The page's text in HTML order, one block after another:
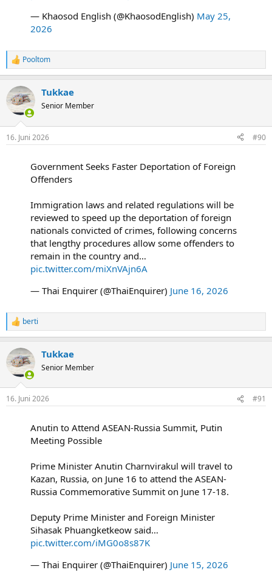
— Khaosod English (@KhaosodEnglish) May 25,
2026
R
e
k
t
i
e
Pooltom
Tukkae
Senior Member
16. Juni 2026 #90
Government Seeks Faster Deportation of Foreign
Offenders
Immigration laws and related regulations will be
reviewed to speed up the deportation of foreign
nationals convicted of crimes, following concerns
that lengthy procedures allow some offenders to
remain in the country and…
pic.twitter.com/miXnVAjn6A
— Thai Enquirer (@ThaiEnquirer) June 16, 2026
R
e
k
t
i
e
berti
Tukkae
Senior Member
16. Juni 2026 #91
Anutin to Attend ASEAN-Russia Summit, Putin
Meeting Possible
Prime Minister Anutin Charnvirakul will travel to
Kazan, Russia, on June 16 to attend the ASEAN-
Russia Commemorative Summit on June 17-18.
Deputy Prime Minister and Foreign Minister
Sihasak Phuangketkeow said…
pic.twitter.com/iMG0o8s87K
— Thai Enquirer (@ThaiEnquirer) June 15, 2026